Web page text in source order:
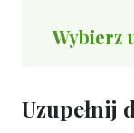
Wybierz
Uzupełnij